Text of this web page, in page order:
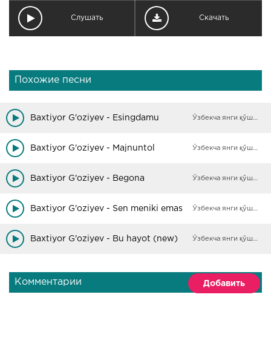
Слушать Скачать
Похожие песни
Baxtiyor G'oziyev - Esingdamu Ўзбекча янги қўшиқлар
Baxtiyor G'oziyev - Majnuntol Ўзбекча янги қўшиқлар
Baxtiyor G'oziyev - Begona Ўзбекча янги қўшиқлар
Baxtiyor G'oziyev - Sen meniki emas Ўзбекча янги қўшиқлар
Baxtiyor G'oziyev - Bu hayot (new) Ўзбекча янги қўшиқлар
Комментарии Добавить